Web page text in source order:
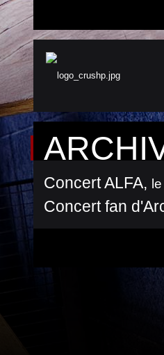
Concert ALFA,
Concert fan